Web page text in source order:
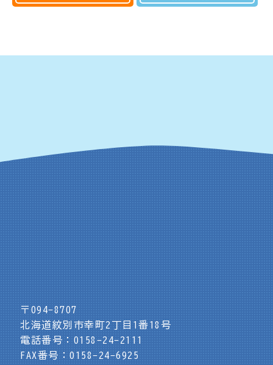
〒094-8707
北海道紋別市幸町2丁目1番18号
電話番号：0158-24-2111
FAX番号：0158-24-6925